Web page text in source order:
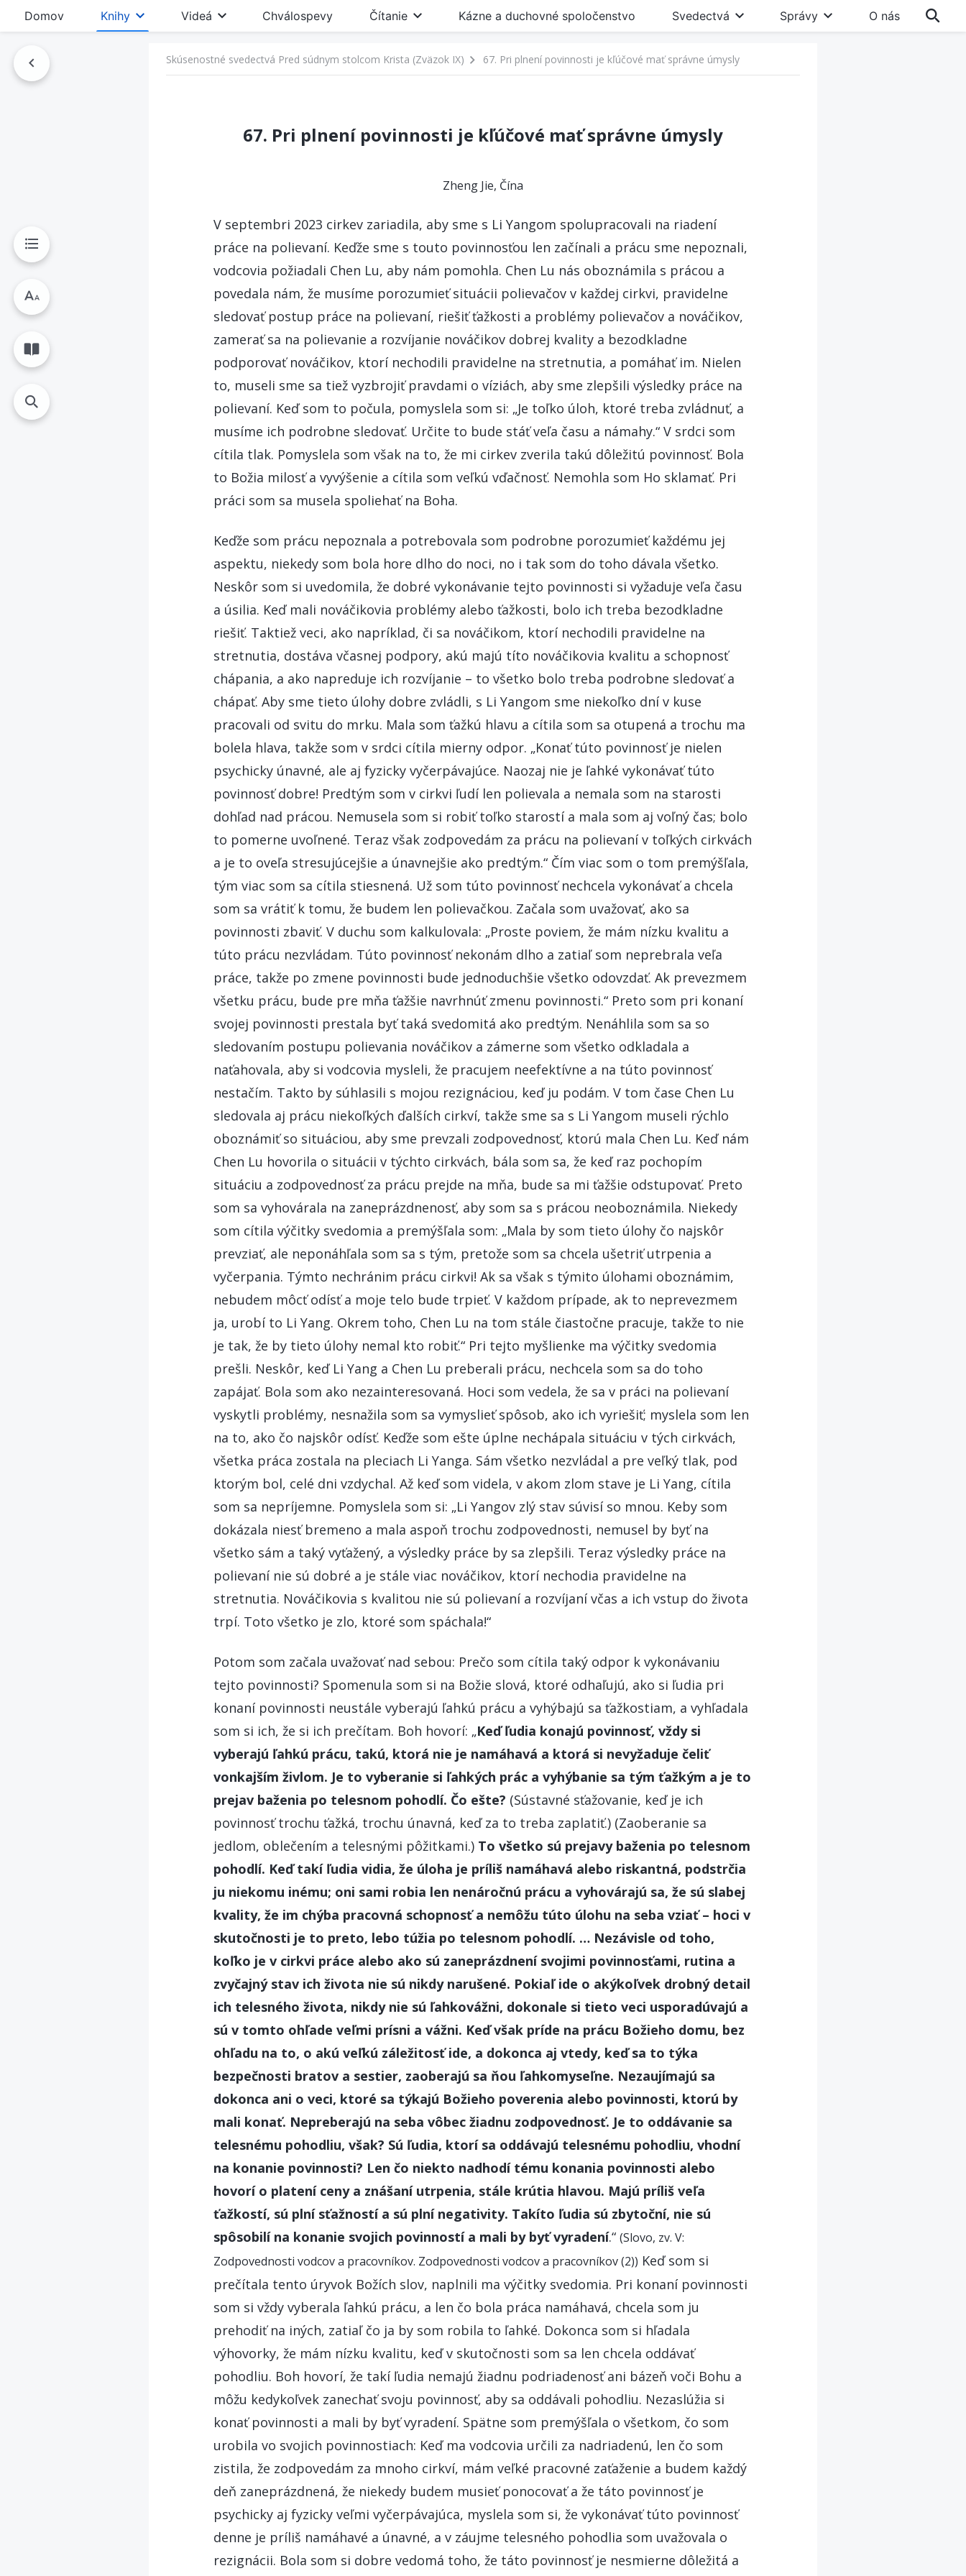
Domov Knihy Videá Chválospevy Čítanie Kázne a duchovné spoločenstvo Svedectvá Správy O nás
Skúsenostné svedectvá Pred súdnym stolcom Krista (Zväzok IX) 67. Pri plnení povinnosti je kľúčové mať správne úmysly
67. Pri plnení povinnosti je kľúčové mať správne úmysly
Zheng Jie, Čína
V septembri 2023 cirkev zariadila, aby sme s Li Yangom spolupracovali na riadení
práce na polievaní. Keďže sme s touto povinnosťou len začínali a prácu sme nepoznali,
vodcovia požiadali Chen Lu, aby nám pomohla. Chen Lu nás oboznámila s prácou a
povedala nám, že musíme porozumieť situácii polievačov v každej cirkvi, pravidelne
sledovať postup práce na polievaní, riešiť ťažkosti a problémy polievačov a nováčikov,
zamerať sa na polievanie a rozvíjanie nováčikov dobrej kvality a bezodkladne
podporovať nováčikov, ktorí nechodili pravidelne na stretnutia, a pomáhať im. Nielen
to, museli sme sa tiež vyzbrojiť pravdami o víziách, aby sme zlepšili výsledky práce na
polievaní. Keď som to počula, pomyslela som si: „Je toľko úloh, ktoré treba zvládnuť, a
musíme ich podrobne sledovať. Určite to bude stáť veľa času a námahy.“ V srdci som
cítila tlak. Pomyslela som však na to, že mi cirkev zverila takú dôležitú povinnosť. Bola
to Božia milosť a vyvýšenie a cítila som veľkú vďačnosť. Nemohla som Ho sklamať. Pri
práci som sa musela spoliehať na Boha.
Keďže som prácu nepoznala a potrebovala som podrobne porozumieť každému jej
aspektu, niekedy som bola hore dlho do noci, no i tak som do toho dávala všetko.
Neskôr som si uvedomila, že dobré vykonávanie tejto povinnosti si vyžaduje veľa času
a úsilia. Keď mali nováčikovia problémy alebo ťažkosti, bolo ich treba bezodkladne
riešiť. Taktiež veci, ako napríklad, či sa nováčikom, ktorí nechodili pravidelne na
stretnutia, dostáva včasnej podpory, akú majú títo nováčikovia kvalitu a schopnosť
chápania, a ako napreduje ich rozvíjanie – to všetko bolo treba podrobne sledovať a
chápať. Aby sme tieto úlohy dobre zvládli, s Li Yangom sme niekoľko dní v kuse
pracovali od svitu do mrku. Mala som ťažkú hlavu a cítila som sa otupená a trochu ma
bolela hlava, takže som v srdci cítila mierny odpor. „Konať túto povinnosť je nielen
psychicky únavné, ale aj fyzicky vyčerpávajúce. Naozaj nie je ľahké vykonávať túto
povinnosť dobre! Predtým som v cirkvi ľudí len polievala a nemala som na starosti
dohľad nad prácou. Nemusela som si robiť toľko starostí a mala som aj voľný čas; bolo
to pomerne uvoľnené. Teraz však zodpovedám za prácu na polievaní v toľkých cirkvách
a je to oveľa stresujúcejšie a únavnejšie ako predtým.“ Čím viac som o tom premýšľala,
tým viac som sa cítila stiesnená. Už som túto povinnosť nechcela vykonávať a chcela
som sa vrátiť k tomu, že budem len polievačkou. Začala som uvažovať, ako sa
povinnosti zbaviť. V duchu som kalkulovala: „Proste poviem, že mám nízku kvalitu a
túto prácu nezvládam. Túto povinnosť nekonám dlho a zatiaľ som neprebrala veľa
práce, takže po zmene povinnosti bude jednoduchšie všetko odovzdať. Ak prevezmem
všetku prácu, bude pre mňa ťažšie navrhnúť zmenu povinnosti.“ Preto som pri konaní
svojej povinnosti prestala byť taká svedomitá ako predtým. Nenáhlila som sa so
sledovaním postupu polievania nováčikov a zámerne som všetko odkladala a
naťahovala, aby si vodcovia mysleli, že pracujem neefektívne a na túto povinnosť
nestačím. Takto by súhlasili s mojou rezignáciou, keď ju podám. V tom čase Chen Lu
sledovala aj prácu niekoľkých ďalších cirkví, takže sme sa s Li Yangom museli rýchlo
oboznámiť so situáciou, aby sme prevzali zodpovednosť, ktorú mala Chen Lu. Keď nám
Chen Lu hovorila o situácii v týchto cirkvách, bála som sa, že keď raz pochopím
situáciu a zodpovednosť za prácu prejde na mňa, bude sa mi ťažšie odstupovať. Preto
som sa vyhovárala na zaneprázdnenosť, aby som sa s prácou neoboznámila. Niekedy
som cítila výčitky svedomia a premýšľala som: „Mala by som tieto úlohy čo najskôr
prevziať, ale neponáhľala som sa s tým, pretože som sa chcela ušetriť utrpenia a
vyčerpania. Týmto nechránim prácu cirkvi! Ak sa však s týmito úlohami oboznámim,
nebudem môcť odísť a moje telo bude trpieť. V každom prípade, ak to neprevezmem
ja, urobí to Li Yang. Okrem toho, Chen Lu na tom stále čiastočne pracuje, takže to nie
je tak, že by tieto úlohy nemal kto robiť.“ Pri tejto myšlienke ma výčitky svedomia
prešli. Neskôr, keď Li Yang a Chen Lu preberali prácu, nechcela som sa do toho
zapájať. Bola som ako nezainteresovaná. Hoci som vedela, že sa v práci na polievaní
vyskytli problémy, nesnažila som sa vymyslieť spôsob, ako ich vyriešiť; myslela som len
na to, ako čo najskôr odísť. Keďže som ešte úplne nechápala situáciu v tých cirkvách,
všetka práca zostala na pleciach Li Yanga. Sám všetko nezvládal a pre veľký tlak, pod
ktorým bol, celé dni vzdychal. Až keď som videla, v akom zlom stave je Li Yang, cítila
som sa nepríjemne. Pomyslela som si: „Li Yangov zlý stav súvisí so mnou. Keby som
dokázala niesť bremeno a mala aspoň trochu zodpovednosti, nemusel by byť na
všetko sám a taký vyťažený, a výsledky práce by sa zlepšili. Teraz výsledky práce na
polievaní nie sú dobré a je stále viac nováčikov, ktorí nechodia pravidelne na
stretnutia. Nováčikovia s kvalitou nie sú polievaní a rozvíjaní včas a ich vstup do života
trpí. Toto všetko je zlo, ktoré som spáchala!“
Potom som začala uvažovať nad sebou: Prečo som cítila taký odpor k vykonávaniu
tejto povinnosti? Spomenula som si na Božie slová, ktoré odhaľujú, ako si ľudia pri
konaní povinnosti neustále vyberajú ľahkú prácu a vyhýbajú sa ťažkostiam, a vyhľadala
som si ich, že si ich prečítam. Boh hovorí: „Keď ľudia konajú povinnosť, vždy si
vyberajú ľahkú prácu, takú, ktorá nie je namáhavá a ktorá si nevyžaduje čeliť
vonkajším živlom. Je to vyberanie si ľahkých prác a vyhýbanie sa tým ťažkým a je to
prejav baženia po telesnom pohodlí. Čo ešte? (Sústavné sťažovanie, keď je ich
povinnosť trochu ťažká, trochu únavná, keď za to treba zaplatiť.) (Zaoberanie sa
jedlom, oblečením a telesnými pôžitkami.) To všetko sú prejavy baženia po telesnom
pohodlí. Keď takí ľudia vidia, že úloha je príliš namáhavá alebo riskantná, podstrčia
ju niekomu inému; oni sami robia len nenáročnú prácu a vyhovárajú sa, že sú slabej
kvality, že im chýba pracovná schopnosť a nemôžu túto úlohu na seba vziať – hoci v
skutočnosti je to preto, lebo túžia po telesnom pohodlí. … Nezávisle od toho,
koľko je v cirkvi práce alebo ako sú zaneprázdnení svojimi povinnosťami, rutina a
zvyčajný stav ich života nie sú nikdy narušené. Pokiaľ ide o akýkoľvek drobný detail
ich telesného života, nikdy nie sú ľahkovážni, dokonale si tieto veci usporadúvajú a
sú v tomto ohľade veľmi prísni a vážni. Keď však príde na prácu Božieho domu, bez
ohľadu na to, o akú veľkú záležitosť ide, a dokonca aj vtedy, keď sa to týka
bezpečnosti bratov a sestier, zaoberajú sa ňou ľahkomyseľne. Nezaujímajú sa
dokonca ani o veci, ktoré sa týkajú Božieho poverenia alebo povinnosti, ktorú by
mali konať. Nepreberajú na seba vôbec žiadnu zodpovednosť. Je to oddávanie sa
telesnému pohodliu, však? Sú ľudia, ktorí sa oddávajú telesnému pohodliu, vhodní
na konanie povinnosti? Len čo niekto nadhodí tému konania povinnosti alebo
hovorí o platení ceny a znášaní utrpenia, stále krútia hlavou. Majú príliš veľa
ťažkostí, sú plní sťažností a sú plní negativity. Takíto ľudia sú zbytoční, nie sú
spôsobilí na konanie svojich povinností a mali by byť vyradení.“ (Slovo, zv. V:
Zodpovednosti vodcov a pracovníkov. Zodpovednosti vodcov a pracovníkov (2)) Keď som si
prečítala tento úryvok Božích slov, naplnili ma výčitky svedomia. Pri konaní povinnosti
som si vždy vyberala ľahkú prácu, a len čo bola práca namáhavá, chcela som ju
prehodiť na iných, zatiaľ čo ja by som robila to ľahké. Dokonca som si hľadala
výhovorky, že mám nízku kvalitu, keď v skutočnosti som sa len chcela oddávať
pohodliu. Boh hovorí, že takí ľudia nemajú žiadnu podriadenosť ani bázeň voči Bohu a
môžu kedykoľvek zanechať svoju povinnosť, aby sa oddávali pohodliu. Nezaslúžia si
konať povinnosti a mali by byť vyradení. Spätne som premýšľala o všetkom, čo som
urobila vo svojich povinnostiach: Keď ma vodcovia určili za nadriadenú, len čo som
zistila, že zodpovedám za mnoho cirkví, mám veľké pracovné zaťaženie a budem každý
deň zaneprázdnená, že niekedy budem musieť ponocovať a že táto povinnosť je
psychicky aj fyzicky veľmi vyčerpávajúca, myslela som si, že vykonávať túto povinnosť
denne je príliš namáhavé a únavné, a v záujme telesného pohodlia som uvažovala o
rezignácii. Bola som si dobre vedomá toho, že táto povinnosť je nesmierne dôležitá a